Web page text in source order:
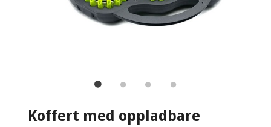
Koffert med oppladbare